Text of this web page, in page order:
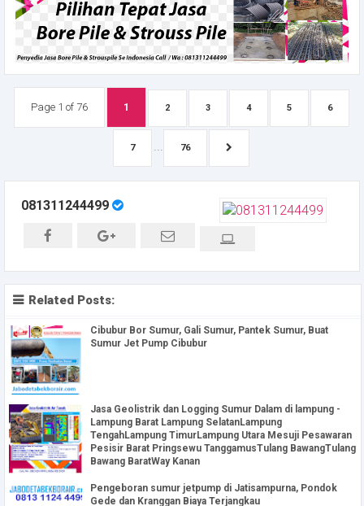
Page 1 of 76 1 2 3 4 5 6
7 ... 76
081311244499
Related Posts:
Cibubur Bor Sumur, Gali Sumur, Pantek Sumur, Buat
Sumur Jet Pump Cibubur
Jasa Geolistrik dan Logging Sumur Dalam di lampung -
Lampung Barat Lampung SelatanLampung
TengahLampung TimurLampung Utara Mesuji Pesawaran
Pesisir Barat Pringsewu TanggamusTulang BawangTulang
Bawang BaratWay Kanan
Pengeboran sumur jetpump di Jatisampurna, Pondok
Gede dan Kranggan Biaya Terjangkau